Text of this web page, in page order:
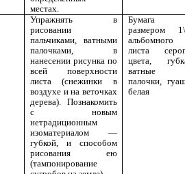
местах.
Упражнять в
рисовании
пальчиками, ватными
палочками, в
нанесении рисунка по
всей поверхности
листа (снежинки в
воздухе и на веточках
дерева). Познакомить
с новым
нетрадиционным
изоматериалом —
губкой, и способом
рисования ею
(тампонирование
Бумага
размером
альбомного
листа
цвета,
ватные
палочки,
белая